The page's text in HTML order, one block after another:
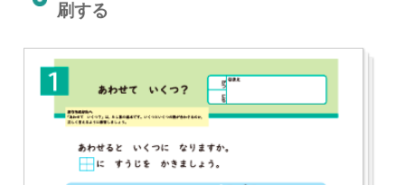
刷する